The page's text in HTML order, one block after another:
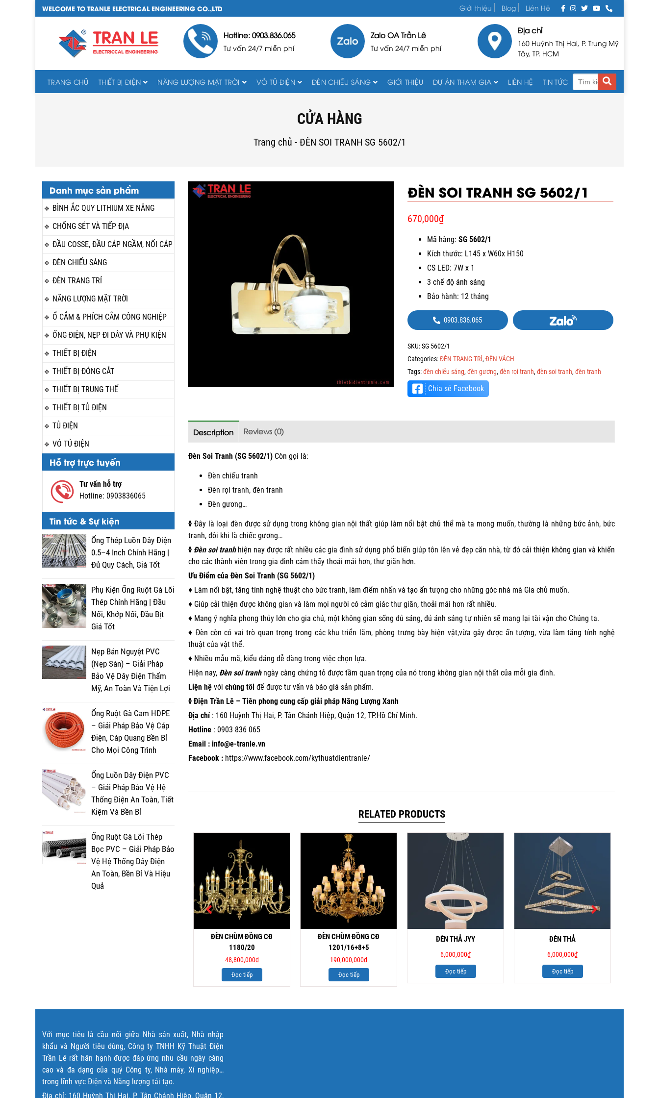
WELCOME TO TRANLE ELECTRICAL ENGINEERING CO.,LTD Giới thiệu Blog Liên Hệ
Hotline: 0903.836.065
Tư vấn 24/7 miễn phí
Zalo OA Trần Lê
Tư vấn 24/7 miễn phí
Địa chỉ
160 Huỳnh Thị Hai, P. Trung Mỹ
Tây, TP. HCM
TRANG CHỦ THIẾT BỊ ĐIỆN NĂNG LƯỢNG MẶT TRỜI VỎ TỦ ĐIỆN ĐÈN CHIẾU SÁNG GIỚI THIỆU DỰ ÁN THAM GIA LIÊN HỆ TIN TỨC
CỬA HÀNG
Trang chủ - ĐÈN SOI TRANH SG 5602/1
Danh mục sản phẩm
BÌNH ẮC QUY LITHIUM XE NÂNG
CHỐNG SÉT VÀ TIẾP ĐỊA
ĐẦU COSSE, ĐẦU CÁP NGẦM, NỐI CÁP
ĐÈN CHIẾU SÁNG
ĐÈN TRANG TRÍ
NĂNG LƯỢNG MẶT TRỜI
Ổ CẮM & PHÍCH CẮM CÔNG NGHIỆP
ỐNG ĐIỆN, NẸP ĐI DÂY VÀ PHỤ KIỆN
THIẾT BỊ ĐIỆN
THIẾT BỊ ĐÓNG CẮT
THIẾT BỊ TRUNG THẾ
THIẾT BỊ TỦ ĐIỆN
TỦ ĐIỆN
VỎ TỦ ĐIỆN
Hỗ trợ trực tuyến
Tư vấn hỗ trợ
Hotline: 0903836065
Tin tức & Sự kiện
Ống Thép Luồn Dây Điện
0.5–4 Inch Chính Hãng |
Đủ Quy Cách, Giá Tốt
Phụ Kiện Ống Ruột Gà Lõi
Thép Chính Hãng | Đầu
Nối, Khớp Nối, Đầu Bịt
Giá Tốt
Nẹp Bán Nguyệt PVC
(Nẹp Sàn) – Giải Pháp
Bảo Vệ Dây Điện Thẩm
Mỹ, An Toàn Và Tiện Lợi
Ống Ruột Gà Cam HDPE
– Giải Pháp Bảo Vệ Cáp
Điện, Cáp Quang Bền Bỉ
Cho Mọi Công Trình
Ống Luồn Dây Điện PVC
– Giải Pháp Bảo Vệ Hệ
Thống Điện An Toàn, Tiết
Kiệm Và Bền Bỉ
Ống Ruột Gà Lõi Thép
Bọc PVC – Giải Pháp Bảo
Vệ Hệ Thống Dây Điện
An Toàn, Bền Bỉ Và Hiệu
Quả
ĐÈN SOI TRANH SG 5602/1
670,000₫
Mã hàng: SG 5602/1
Kích thước: L145 x W60x H150
CS LED: 7W x 1
3 chế độ ánh sáng
Bảo hành: 12 tháng
0903.836.065
SKU:SG 5602/1
Categories:ĐÈN TRANG TRÍ,ĐÈN VÁCH
Tags:đèn chiếu sáng,đèn gương,đèn rọi tranh,đèn soi tranh,đèn tranh
Chia sẻ Facebook
Description Reviews (0)
Đèn Soi Tranh (SG 5602/1) Còn gọi là:
Đèn chiếu tranh
Đèn rọi tranh, đèn tranh
Đèn gương…
◊ Đây là loại đèn được sử dụng trong không gian nội thất giúp làm nổi bật chủ thể mà ta mong muốn, thường là những bức ảnh, bức
tranh, đôi khi là chiếc gương…
◊ Đèn soi tranhhiện nay được rất nhiều các gia đình sử dụng phổ biến giúp tôn lên vẻ đẹp căn nhà, từ đó cải thiện không gian và khiến
cho các thành viên trong gia đình cảm thấy thoải mái hơn, thư giãn hơn.
Ưu Điểm của Đèn Soi Tranh (SG 5602/1)
♦ Làm nổi bật, tăng tính nghệ thuật cho bức tranh, làm điểm nhấn và tạo ấn tượng cho những góc nhà mà Gia chủ muốn.
♦ Giúp cải thiện được không gian và làm mọi người có cảm giác thư giãn, thoải mái hơn rất nhiều.
♦ Mang ý nghĩa phong thủy lớn cho gia chủ, một không gian sống đủ sáng, đủ ánh sáng tự nhiên sẽ mang lại tài vận cho Chúng ta.
♦ Đèn còn có vai trò quan trọng trong các khu triển lãm, phòng trưng bày hiện vật,vừa gây được ấn tượng, vừa làm tăng tính nghệ
thuật của vật thể.
♦ Nhiều mẫu mã, kiểu dáng dễ dàng trong việc chọn lựa.
Hiện nay, Đèn soi tranhngày càng chứng tỏ được tầm quan trọng của nó trong không gian nội thất của mỗi gia đình.
Liện hệ với chúng tôi để được tư vấn và báo giá sản phẩm.
◊ Điện Trần Lê – Tiên phong cung cấp giải pháp Năng Lượng Xanh
Địa chỉ : 160 Huỳnh Thị Hai, P. Tân Chánh Hiệp, Quận 12, TP.Hồ Chí Minh.
Hotline : 0903 836 065
Email : info@e-tranle.vn
Facebook : https://www.facebook.com/kythuatdientranle/
RELATED PRODUCTS
ĐÈN CHÙM ĐỒNG CĐ
1180/20
48,800,000₫
Đọc tiếp
ĐÈN CHÙM ĐỒNG CĐ
1201/16+8+5
190,000,000₫
Đọc tiếp
ĐÈN THẢ JYY
6,000,000₫
Đọc tiếp
ĐÈN THẢ
6,000,000₫
Đọc tiếp
Với mục tiêu là cầu nối giữa Nhà sản xuất, Nhà nhập
khẩu và Người tiêu dùng, Công ty TNHH Kỹ Thuật Điện
Trần Lê rất hân hạnh được đáp ứng nhu cầu ngày càng
cao và đa dạng của quý Công ty, Nhà máy, Xí nghiệp…
trong lĩnh vực Điện và Năng lượng tái tạo.
Địa chỉ: 160 Huỳnh Thị Hai, P. Tân Chánh Hiệp, Quận 12,